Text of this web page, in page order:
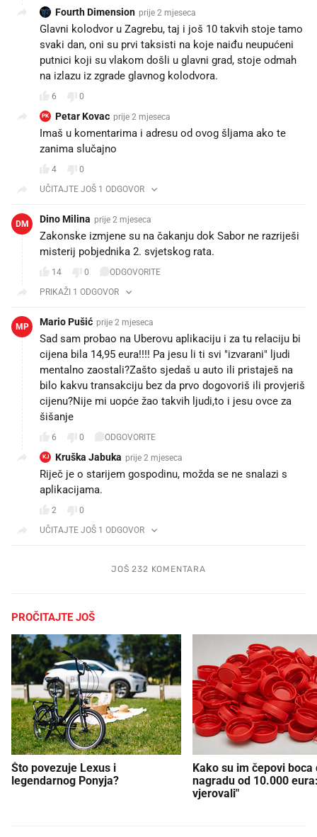
Fourth Dimension prije 2 mjeseca
Glavni kolodvor u Zagrebu, taj i još 10 takvih stoje tamo
svaki dan, oni su prvi taksisti na koje naiđu neupućeni
putnici koji su vlakom došli u glavni grad, stoje odmah
na izlazu iz zgrade glavnog kolodvora.
6 0
PK Petar Kovac prije 2 mjeseca
Imaš u komentarima i adresu od ovog šljama ako te
zanima slučajno
4
0
UČITAJTE JOŠ 1 ODGOVOR
DM Dino Milina prije 2 mjeseca
Zakonske izmjene su na čakanju dok Sabor ne razriješi
misterij pobjednika 2. svjetskog rata.
14 0
ODGOVORITE
PRIKAŽI 1 ODGOVOR
MP Mario Pušić prije 2 mjeseca
Sad sam probao na Uberovu aplikaciju i za tu relaciju bi
cijena bila 14,95 eura!!!! Pa jesu li ti svi "izvarani" ljudi
mentalno zaostali?Zašto sjedaš u auto ili pristaješ na
bilo kakvu transakciju bez da prvo dogovoriš ili provjeriš
cijenu?Nije mi uopće žao takvih ljudi,to i jesu ovce za
šišanje
6 0 ODGOVORITE
KJ Kruška Jabuka prije 2 mjeseca
Riječ je o starijem gospodinu, možda se ne snalazi s
aplikacijama.
2
0
UČITAJTE JOŠ 1 ODGOVOR
JOŠ 232 KOMENTARA
PROČITAJTE JOŠ
Što povezuje Lexus i
legendarnog Ponyja?
Kako su im čepovi boca
nagradu od 10.000
vjerovali"